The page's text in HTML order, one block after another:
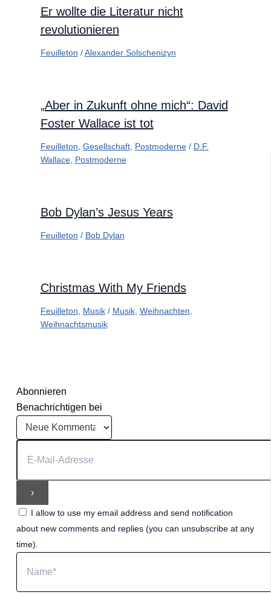
Er wollte die Literatur nicht
revolutionieren
Feuilleton /Alexander Solschenizyn
„Aber in Zukunft ohne mich“: David
Foster Wallace ist tot
Feuilleton Gesellschaft, Postmoderne/ D.F.
Wallace, Postmoderne
Bob Dylan’s Jesus Years
Feuilleton / Bob Dylan
Christmas With My Friends
Feuilleton Musik/ Musik, Weihnachten
Weihnachtsmusik
Abonnieren
Benachrichtigen bei
I allow to use my email address and send notification
about new comments and replies (you can unsubscribe at any
time).